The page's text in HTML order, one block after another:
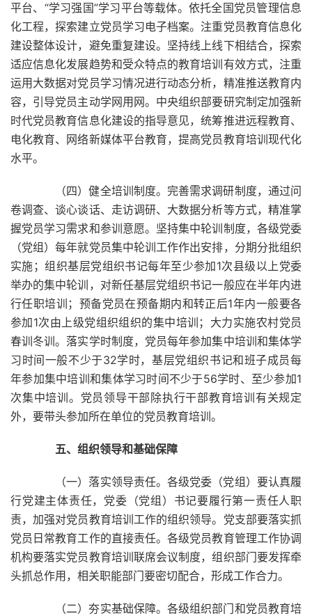
平台、“学习强国”学习平台等载体。依托全国党员管理信息
化工程，探索建立党员学习电子档案。注重党员教育信息化
建设整体设计，避免重复建设。坚持线上线下相结合，探索
适应信息化发展趋势和受众特点的教育培训有效方式，注重
运用大数据对党员学习情况进行动态分析，精准推送教育内
容，引导党员主动学网用网。中央组织部要研究制定加强新
时代党员教育信息化建设的指导意见，统筹推进远程教育、
电化教育、网络新媒体平台教育，提高党员教育培训现代化
水平。
（四）健全培训制度。完善需求调研制度，通过问
卷调查、谈心谈话、走访调研、大数据分析等方式，精准掌
握党员学习需求和参训意愿。坚持集中轮训制度，各级党委
（党组）每年就党员集中轮训工作作出安排，分期分批组织
实施；组织基层党组织书记每年至少参加1次县级以上党委
举办的集中轮训，对新任基层党组织书记一般应在半年内进
行任职培训；预备党员在预备期内和转正后1年内一般要各
参加1次由上级党组织组织的集中培训；大力实施农村党员
春训冬训。落实学时制度，党员每年参加集中培训和集体学
习时间一般不少于32学时，基层党组织书记和班子成员每
年参加集中培训和集体学习时间不少于56学时、至少参加1
次集中培训。党员领导干部除执行干部教育培训有关规定
外，要带头参加所在单位的党员教育培训。
五、组织领导和基础保障
（一）落实领导责任。各级党委（党组）要认真履
行党建主体责任，党委（党组）书记要履行第一责任人职
责，加强对党员教育培训工作的组织领导。党支部要落实抓
党员日常教育工作的直接责任。各级党员教育管理工作协调
机构要落实党员教育培训联席会议制度，组织部门要发挥牵
头抓总作用，相关职能部门要密切配合，形成工作合力。
（二）夯实基础保障。各级组织部门和党员教育培